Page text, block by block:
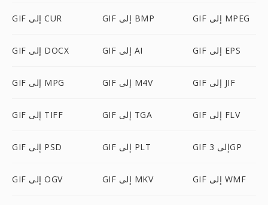
GIF إلى CUR GIF إلى BMP GIF إلى MPEG
GIF إلى DOCX GIF إلى AI GIF إلى EPS
GIF إلى MPG GIF إلى M4V GIF إلى JIF
GIF إلى TIFF GIF إلى TGA GIF إلى FLV
GIF إلى PSD GIF إلى PLT GIF إلى 3GP
GIF إلى OGV GIF إلى MKV GIF إلى WMF